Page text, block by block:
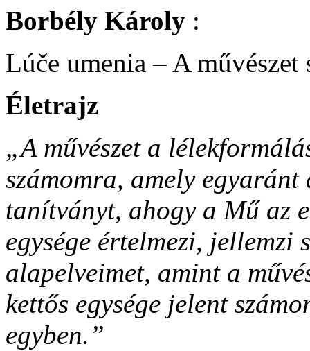
Borbély Károly :
Lúče umenia – A művészet
Életrajz
„A művészet a
számomra, amely
tanítványt, ahogy a Mű az
egysége értelmezi, jellemzi
alapelveimet, amint a
kettős egysége jelent
egyben.”